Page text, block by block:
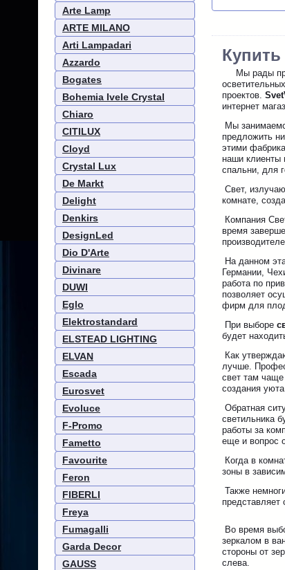
Arte Lamp
ARTE MILANO
Arti Lampadari
Azzardo
Bogates
Bohemia Ivele Crystal
Chiaro
CITILUX
Cloyd
Crystal Lux
De Markt
Delight
Denkirs
DesignLed
Dio D'Arte
Divinare
DUWI
Eglo
Elektrostandard
ELSTEAD LIGHTING
ELVAN
Escada
Eurosvet
Evoluce
F-Promo
Fametto
Favourite
Feron
FIBERLI
Freya
Fumagalli
Garda Decor
GAUSS
Мы рады
проектов.
интернет
Мы
предложить
этими
наши клиенты
спальни, для
Свет,
комнате,
Компания
время
На данном
Германии,
работа по
позволяет
фирм для
При выборе
будет
Как
лучше.
свет там чаще
создания
Обратная
светильника
работы за
еще и вопрос
Когда в
зоны в
Также
Во время
зеркалом в
стороны от
слева.